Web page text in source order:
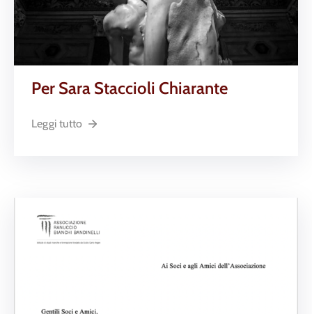
Per Sara Staccioli Chiarante
Leggi tutto